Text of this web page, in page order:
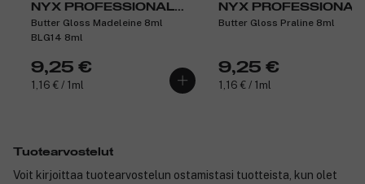
NYX PROFESSIONAL
MAKEUP
Butter Gloss Madeleine 8ml
BLG14 8ml
9,25 €
1,16 € / 1ml
NYX PROFESSIONAL
MAKEUP
Butter Gloss Praline 8ml
9,25 €
1,16 € / 1ml
Tuotearvostelut
Voit kirjoittaa tuotearvostelun ostamistasi tuotteista, kun olet